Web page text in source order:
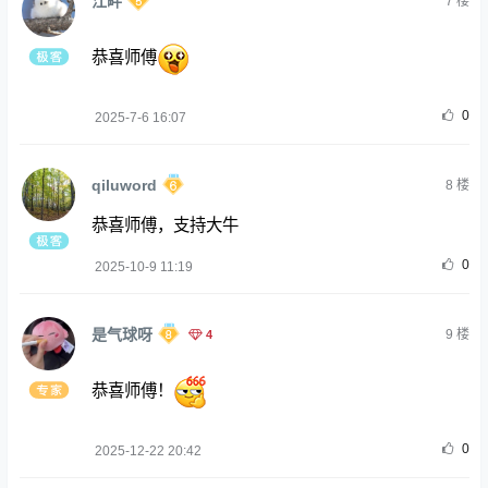
恭喜师傅
2025-7-6 16:07 0
qiluword 8 楼
恭喜师傅，支持大牛
2025-10-9 11:19 0
是气球呀 4 9 楼
恭喜师傅！
2025-12-22 20:42 0